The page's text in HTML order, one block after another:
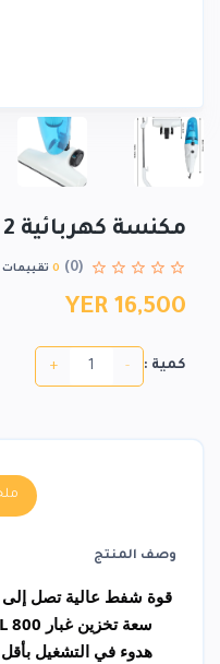
مكنسة كهربائية 2 في 1 من JAMAKY
(0)
0 تقييمات
YER 16,500
كمية : -
+
وصف المنتج
قوة شفط عالية تصل إلى 15Kpa
سعة تخزين غبار 800 ML
هدوء في التشغيل بأقل من 80